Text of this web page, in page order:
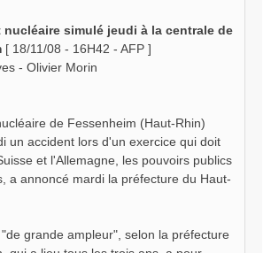
nucléaire simulé jeudi à la centrale de
[ 18/11/08 - 16H42 - AFP ]
- Olivier Morin
de Fessenheim (Haut-Rhin)
un accident lors d'un exercice qui doit
et l'Allemagne, les pouvoirs publics
a annoncé mardi la préfecture du Haut-
grande ampleur", selon la préfecture